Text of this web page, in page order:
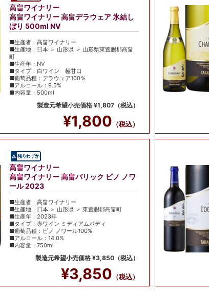
高畠ワイナリー
高畠ワイナリー 高畠デラウェア 氷結し
ぼり 500ml NV
■生産者：高畠ワイナリー
■生産地：日本 ＞ 山形県 ＞ 山形県東置賜郡高畠
町
■生産年：NV
■タイプ：白ワイン 極甘口
■葡萄品種：デラウェア100％
■アルコール：9.5%
■内容量：500ml
製造元希望小売価格 ¥1,807（税込）
¥1,800 （税込）
高畠ワイナリー
高畠ワイナリー 高畠バリック ピノ ノワ
ール 2023
■生産者：高畠ワイナリー
■生産地：日本 ＞ 山形県 ＞ 東置賜郡高畠町
■生産年：2023年
■タイプ：赤ワイン ミディアムボディ
■葡萄品種：ピノ ノワール100%
■アルコール：14.0%
■内容量：750ml
製造元希望小売価格 ¥3,850（税込）
¥3,850 （税込）